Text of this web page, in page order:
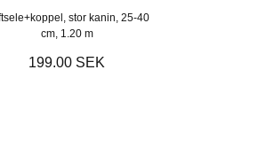
stor kanin, 25-40
cm, 1.20 m
199.00 SEK